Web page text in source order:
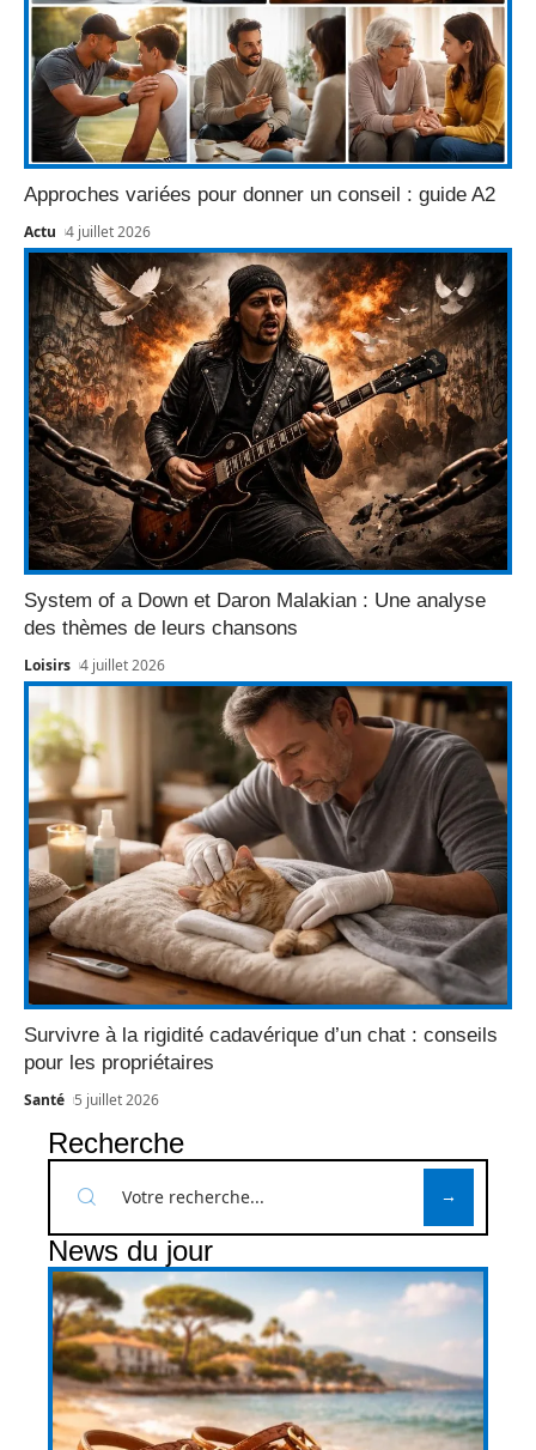
Approches variées pour donner un conseil : guide A2
Actu 4 juillet 2026
System of a Down et Daron Malakian : Une analyse
des thèmes de leurs chansons
Loisirs 4 juillet 2026
Survivre à la rigidité cadavérique d’un chat : conseils
pour les propriétaires
Santé 5 juillet 2026
Recherche
News du jour